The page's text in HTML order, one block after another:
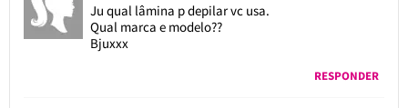
Ju qual lâmina p depilar vc usa.
Qual marca e modelo??
Bjuxxx
RESPONDER